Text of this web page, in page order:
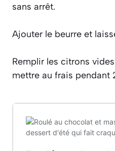
sans arrêt.
Ajouter le beurre et
Remplir les citrons
mettre au frais pendant